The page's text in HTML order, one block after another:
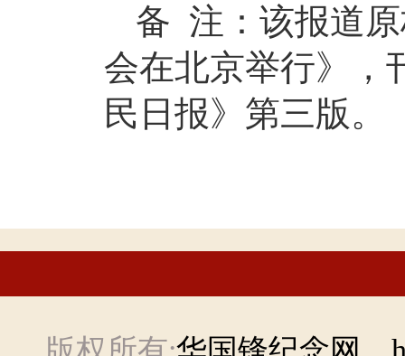
备 注：该报道
会在北京举行》，
民日报》第三版。